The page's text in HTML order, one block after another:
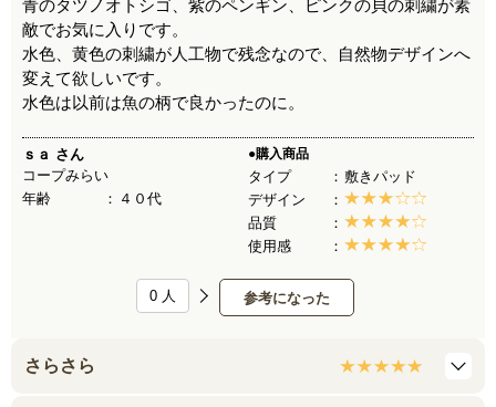
青のタツノオトシゴ、紫のペンギン、ピンクの貝の刺繍が素
敵でお気に入りです。
水色、黄色の刺繍が人工物で残念なので、自然物デザインへ
変えて欲しいです。
水色は以前は魚の柄で良かったのに。
ｓａ さん
コープみらい
年齢
４０代
●購入商品
タイプ
敷きパッド
デザイン
品質
使用感
参考になった
0 人
さらさら